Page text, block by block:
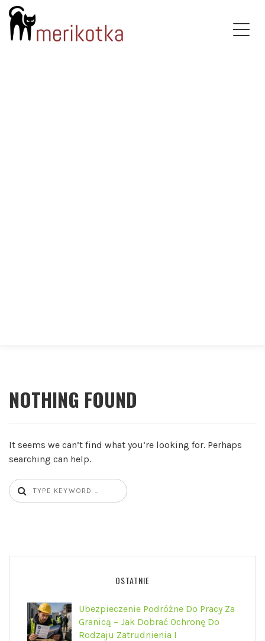
NOTHING FOUND
It seems we can’t find what you’re looking for. Perhaps
searching can help.
OSTATNIE
Ubezpieczenie Podróżne Do Pracy Za
Granicą – Jak Dobrać Ochronę Do
Rodzaju Zatrudnienia I